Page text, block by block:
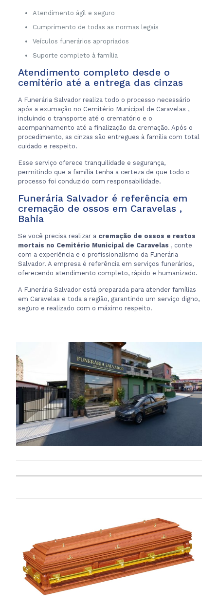
Atendimento ágil e seguro
Cumprimento de todas as normas legais
Veículos funerários apropriados
Suporte completo à família
Atendimento completo desde o
cemitério até a entrega das cinzas
A Funerária Salvador realiza todo o processo necessário
após a exumação no Cemitério Municipal de Caravelas ,
incluindo o transporte até o crematório e o
acompanhamento até a finalização da cremação. Após o
procedimento, as cinzas são entregues à família com total
cuidado e respeito.
Esse serviço oferece tranquilidade e segurança,
permitindo que a família tenha a certeza de que todo o
processo foi conduzido com responsabilidade.
Funerária Salvador é referência em
cremação de ossos em Caravelas ,
Bahia
Se você precisa realizar a cremação de ossos e restos
mortais no Cemitério Municipal de Caravelas , conte
com a experiência e o profissionalismo da Funerária
Salvador. A empresa é referência em serviços funerários,
oferecendo atendimento completo, rápido e humanizado.
A Funerária Salvador está preparada para atender famílias
em Caravelas e toda a região, garantindo um serviço digno,
seguro e realizado com o máximo respeito.